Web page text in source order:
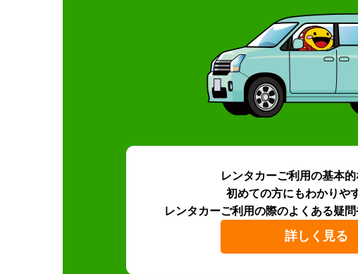
レンタカーご利用の基本
初めての方にもわかりや
レンタカーご利用の際のよくある疑問
詳しく見る